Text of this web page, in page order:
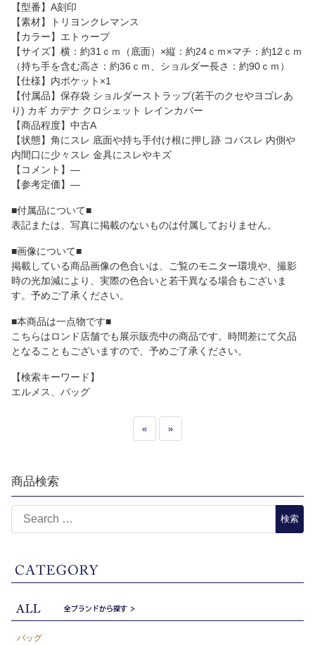
【型番】A刻印
【素材】トリヨンクレマンス
【カラー】エトゥープ
【サイズ】横：約31ｃｍ（底面）×縦：約24ｃｍ×マチ：約12ｃｍ
（持ち手を含む高さ：約36ｃｍ、ショルダー長さ：約90ｃｍ）
【仕様】内ポケット×1
【付属品】保存袋 ショルダーストラップ(若干のクセやヨゴレあ
り) カギ カデナ クロシェット レインカバー
【商品程度】中古A
【状態】角にスレ 底面や持ち手付け根に押し跡 コバスレ 内側や
内間口に少々スレ 金具にスレやキズ
【コメント】―
【参考定価】―
■付属品について■
表記または、写真に掲載のないものは付属しておりません。
■画像について■
掲載している商品画像の色合いは、ご覧のモニター環境や、撮影
時の光加減により、実際の色合いと若干異なる場合もございま
す。予めご了承ください。
■本商品は一点物です■
こちらはロンド店舗でも展示販売中の商品です。時間差にて欠品
となることもございますので、予めご了承ください。
【検索キーワード】
エルメス、バッグ
« »
商品検索
バッグ